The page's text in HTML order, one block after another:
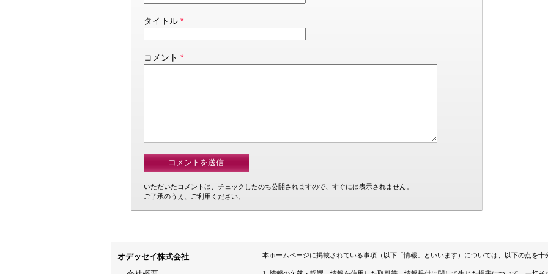
タイトル *
コメント *
いただいたコメントは、チェックしたのち公開されますので、すぐには表示されません。
ご了承のうえ、ご利用ください。
オデッセイ株式会社
本ホームページに掲載されている事項（以下「情報」といいます）については、以下の点を十